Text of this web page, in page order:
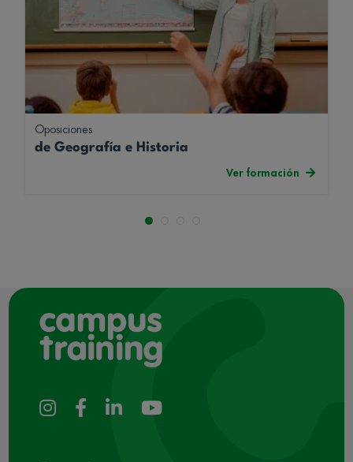
Oposiciones
de Geografía e Historia
Ver formación